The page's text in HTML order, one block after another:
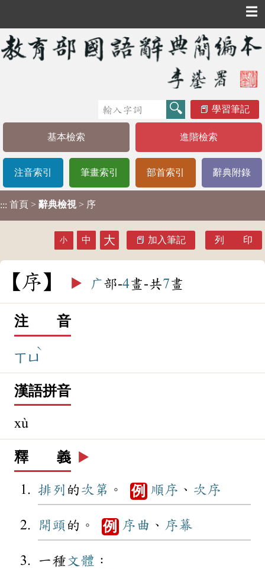
☰
學習筆記
基本檢索 進階檢索
注音索引 筆畫索引 部首索引 辭典附錄
::: 首頁 > 辭典檢視 > 序
小 中 大 加入筆記 列 印
序 ▶️ 广部-4畫-共7畫
注 音
ㄒㄩ
ˋ
漢語拼音
xù
釋 義 ▶️
排列 的 次第 。 例 順序 、 次序
開頭 的。 例 序曲 、 序幕
一種 文體 ：